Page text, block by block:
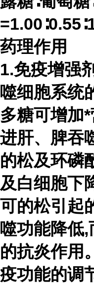
药理作用
1.免疫增强
噬细胞系统
多糖可增加
进肝、脾吞
的松及环磷
及白细胞下
可的松引起
噬功能降低
的抗炎作用
疫功能的调